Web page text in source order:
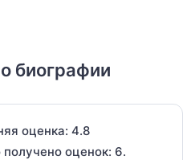
биографии
оценка: 4.8
получено оценок: 6.